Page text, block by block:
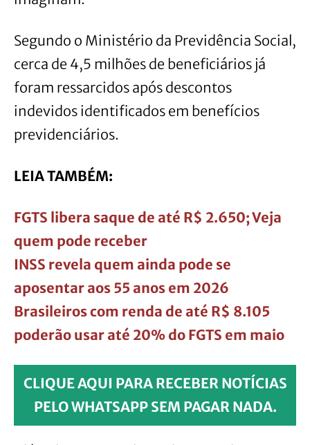
Segundo o Ministério da Previdência Social,
cerca de 4,5 milhões de beneficiários já
foram ressarcidos após descontos
indevidos identificados em benefícios
previdenciários.
LEIA TAMBÉM:
FGTS libera saque de até R$ 2.650; Veja
quem pode receber
INSS revela quem ainda pode se
aposentar aos 55 anos em 2026
Brasileiros com renda de até R$ 8.105
poderão usar até 20% do FGTS em maio
CLIQUE AQUI PARA RECEBER NOTÍCIAS
PELO WHATSAPP SEM PAGAR NADA.